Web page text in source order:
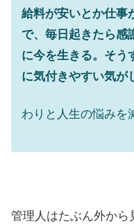
給料が安いとか仕事
で、毎日起きたら感
に今を生きる。そう
に気付きやすい気が
わりと人生の悩みを
管理人はたぶん外から